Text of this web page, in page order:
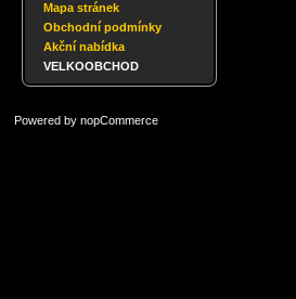
Mapa stránek
Obchodní podmínky
Akční nabídka
VELKOOBCHOD
Powered by nopCommerce